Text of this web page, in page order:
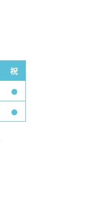
祝
●
●